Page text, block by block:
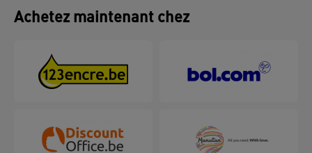
Achetez maintenant chez